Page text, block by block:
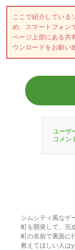
ここで紹介している
め、スマートフォン
ページ上部にある共
ウンロードをお願い
ユーザ
コメン
シムシティ風なゲ
町を開発して、完
町の名前で裏面に
教えてほしい人は